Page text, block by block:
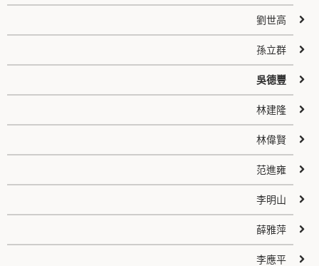
劉世高
孫立群
吳德豐
林建隆
林偉賢
范進雍
李明山
薛雅萍
李應平